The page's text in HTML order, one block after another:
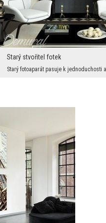
Starý stvořitel fotek